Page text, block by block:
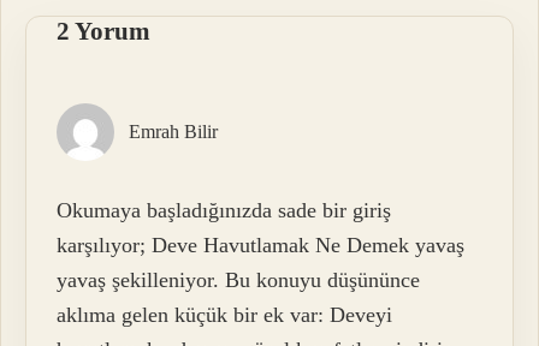
2 Yorum
Emrah Bilir
Okumaya başladığınızda sade bir giriş
karşılıyor; Deve Havutlamak Ne Demek yavaş
yavaş şekilleniyor. Bu konuyu düşününce
aklıma gelen küçük bir ek var: Deveyi